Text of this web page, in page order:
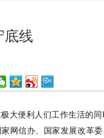
底线
大便利人们工作生活的
网信办、国家发展改革